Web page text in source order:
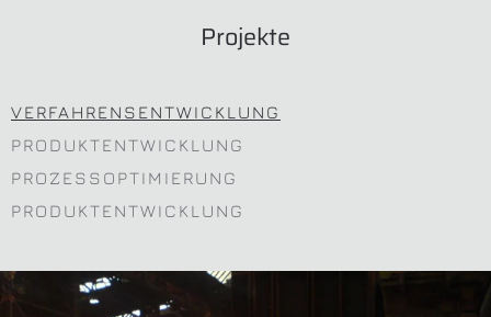
Projekte
VERFAHRENSENTWICKLUNG
PRODUKTENTWICKLUNG
PROZESSOPTIMIERUNG
PRODUKTENTWICKLUNG